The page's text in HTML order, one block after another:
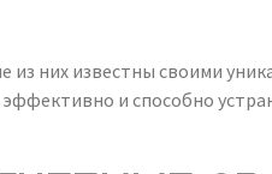
них известны своими
и способно